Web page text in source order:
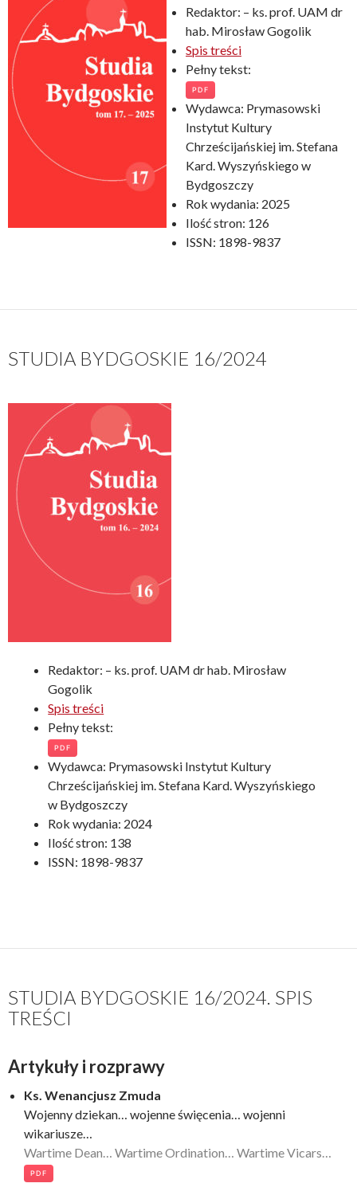
Redaktor: – ks. prof. UAM dr
hab. Mirosław Gogolik
Spis treści
Pełny tekst:
PDF
Wydawca: Prymasowski
Instytut Kultury
Chrześcijańskiej im. Stefana
Kard. Wyszyńskiego w
Bydgoszczy
Rok wydania: 2025
Ilość stron: 126
ISSN: 1898-9837
STUDIA BYDGOSKIE 16/2024
Redaktor: – ks. prof. UAM dr hab. Mirosław
Gogolik
Spis treści
Pełny tekst:
PDF
Wydawca: Prymasowski Instytut Kultury
Chrześcijańskiej im. Stefana Kard. Wyszyńskiego
w Bydgoszczy
Rok wydania: 2024
Ilość stron: 138
ISSN: 1898-9837
STUDIA BYDGOSKIE 16/2024. SPIS
TREŚCI
Artykuły i rozprawy
Ks. Wenancjusz Zmuda
Wojenny dziekan… wojenne święcenia… wojenni
wikariusze…
Wartime Dean… Wartime Ordination… Wartime Vicars…
PDF